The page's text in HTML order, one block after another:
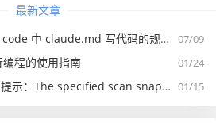
最新文章
07/09
中 claude.md 写代码的规约文件
01/24
程的使用指南
01/15
15845 is out of available snapshotId range [17875, 178